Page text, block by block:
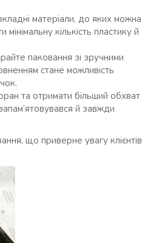
матеріали, до яких можна
кількість пластику й
паковання зі зручними
стане можливість
та отримати більший обхват
й завжди
що приверне увагу клієнтів